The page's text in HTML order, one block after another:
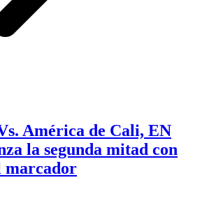
América de Cali, EN
la segunda mitad con
marcador